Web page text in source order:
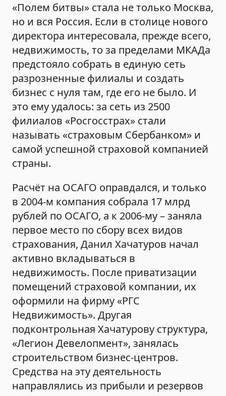
«Полем битвы» стала не только Москва,
но и вся Россия. Если в столице нового
директора интересовала, прежде всего,
недвижимость, то за пределами МКАДа
предстояло собрать в единую сеть
разрозненные филиалы и создать
бизнес с нуля там, где его не было. И
это ему удалось: за сеть из 2500
филиалов «Росгосстрах» стали
называть «страховым Сбербанком» и
самой успешной страховой компанией
страны.
Расчёт на ОСАГО оправдался, и только
в 2004-м компания собрала 17 млрд
рублей по ОСАГО, а к 2006-му – заняла
первое место по сбору всех видов
страхования, Данил Хачатуров начал
активно вкладываться в
недвижимость. После приватизации
помещений страховой компании, их
оформили на фирму «РГС
Недвижимость». Другая
подконтрольная Хачатурову структура,
«Легион Девелопмент», занялась
строительством бизнес-центров.
Средства на эту деятельность
направлялись из прибыли и резервов